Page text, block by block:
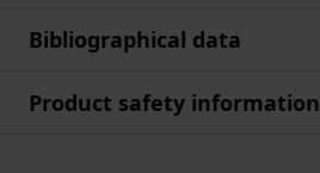
Bibliographical data
Product safety information